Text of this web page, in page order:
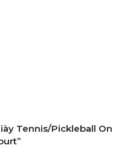
Tennis/Pickleball On